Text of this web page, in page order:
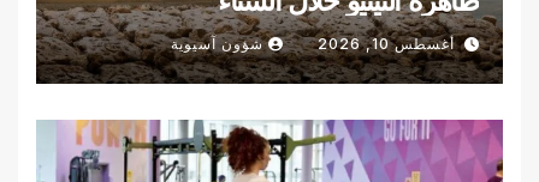
أغسطس 10, 2026 شؤون آسيوية